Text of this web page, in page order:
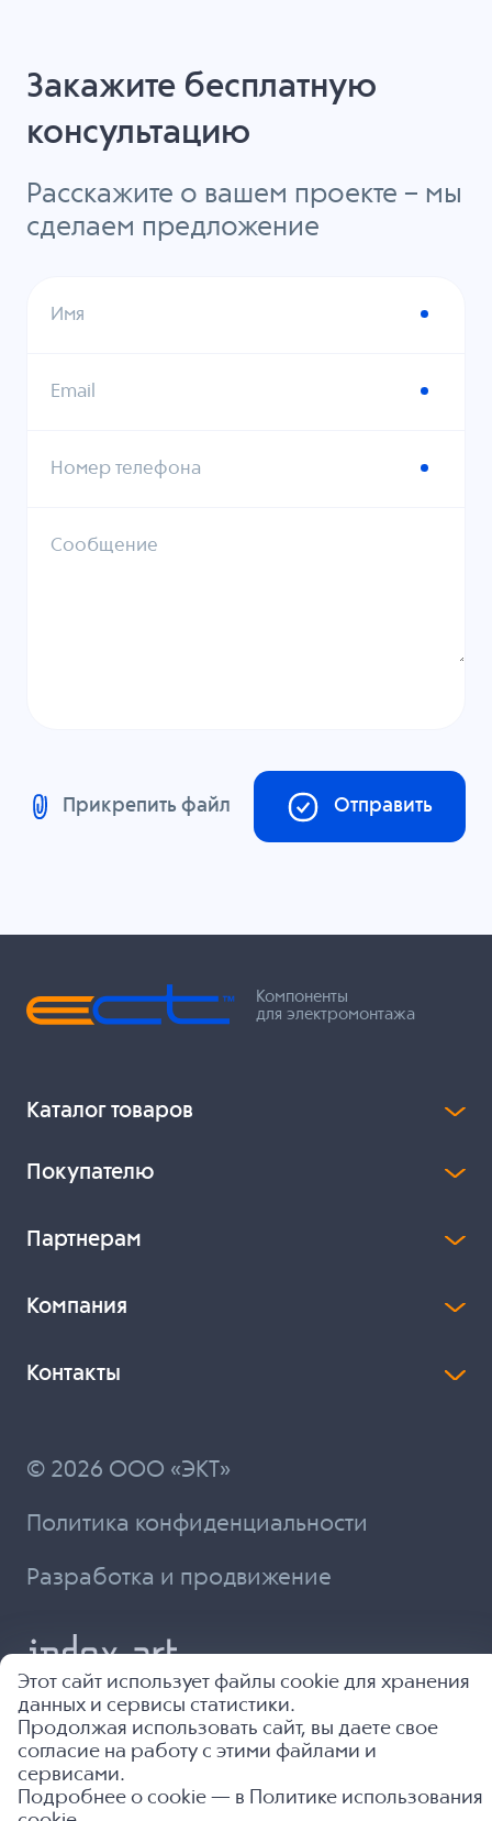
Закажите бесплатную
консультацию
Расскажите о вашем проекте – мы
сделаем предложение
Имя
Email
Номер телефона
Сообщение
Прикрепить файл Отправить
Компоненты
для электромонтажа
Каталог товаров
Покупателю
Партнерам
Компания
Контакты
© 2026 ООО «ЭКТ»
Политика конфиденциальности
Разработка и продвижение
Этот сайт использует файлы cookie для хранения
данных и сервисы статистики.
Продолжая использовать сайт, вы даете свое
согласие на работу с этими файлами и
сервисами.
Подробнее о cookie — в
Политике использования